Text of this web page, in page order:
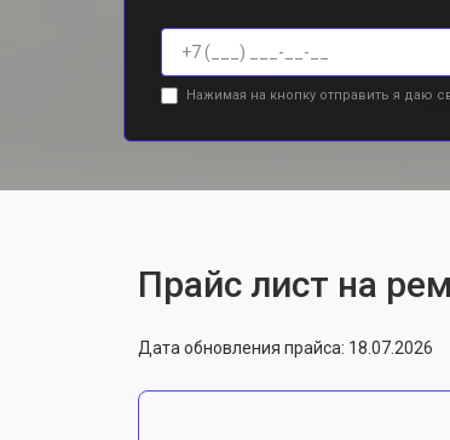
Нажимая на кнопку отправить я даю
Прайс лист на
Дата обновления прайса: 18.07.2026